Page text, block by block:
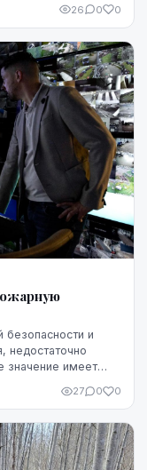
26 0 0
и
недостаточно
значение имеет
27 0 0